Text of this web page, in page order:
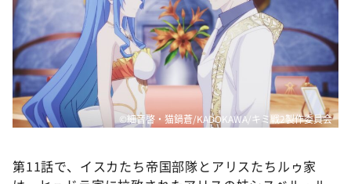
©細音啓・猫鍋蒼/KADOKAWA/キミ戦2製作委員会
第11話で、イスカたち帝国部隊とアリスたちルゥ家